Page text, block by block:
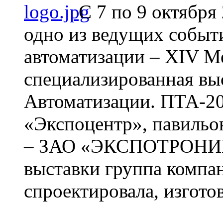
C 7 по 9
одно из ведущих
автоматизации – XIV
специализированная
Автоматизации. ПТА-
«Экспоцентр»,
– ЗАО
выставки группа
спроектировала,